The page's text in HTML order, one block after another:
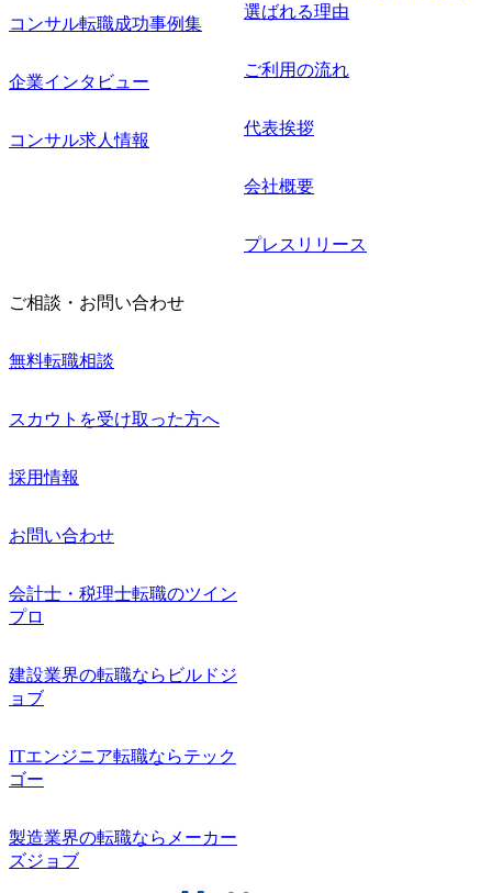
コンサル転職成功事例集
企業インタビュー
コンサル求人情報
選ばれる理由
ご利用の流れ
代表挨拶
会社概要
プレスリリース
ご相談・お問い合わせ
無料転職相談
スカウトを受け取った方へ
採用情報
お問い合わせ
会計士・税理士転職のツイン
プロ
建設業界の転職ならビルドジ
ョブ
ITエンジニア転職ならテック
ゴー
製造業界の転職ならメーカー
ズジョブ